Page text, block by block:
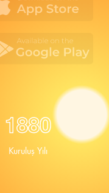
1880
Kuruluş Yılı